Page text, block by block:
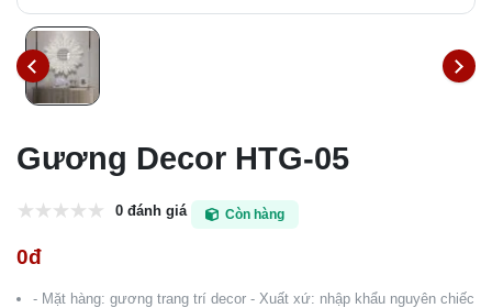
Gương Decor HTG-05
0 đánh giá Còn hàng
0đ
- Mặt hàng: gương trang trí decor - Xuất xứ: nhập khẩu nguyên chiếc